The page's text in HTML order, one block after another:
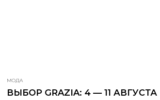
МОДА
ВЫБОР GRAZIA: 4 — 11 АВГУСТА